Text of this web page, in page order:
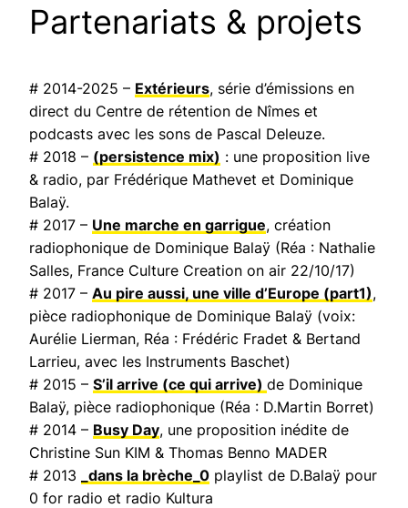
Partenariats & projets
# 2014-2025 – Extérieurs, série d’émissions en
direct du Centre de rétention de Nîmes et
podcasts avec les sons de Pascal Deleuze.
# 2018 – (persistence mix) : une proposition live
& radio, par Frédérique Mathevet et Dominique
Balaÿ.
# 2017 – Une marche en garrigue, création
radiophonique de Dominique Balaÿ (Réa : Nathalie
Salles, France Culture Creation on air 22/10/17)
# 2017 – Au pire aussi, une ville d’Europe (part1),
pièce radiophonique de Dominique Balaÿ (voix:
Aurélie Lierman, Réa : Frédéric Fradet & Bertand
Larrieu, avec les Instruments Baschet)
# 2015 – S’il arrive (ce qui arrive) de Dominique
Balaÿ, pièce radiophonique (Réa : D.Martin Borret)
# 2014 – Busy Day, une proposition inédite de
Christine Sun KIM & Thomas Benno MADER
# 2013
_dans la brèche_0 playlist de D.Balaÿ pour
0 for radio et radio Kultura